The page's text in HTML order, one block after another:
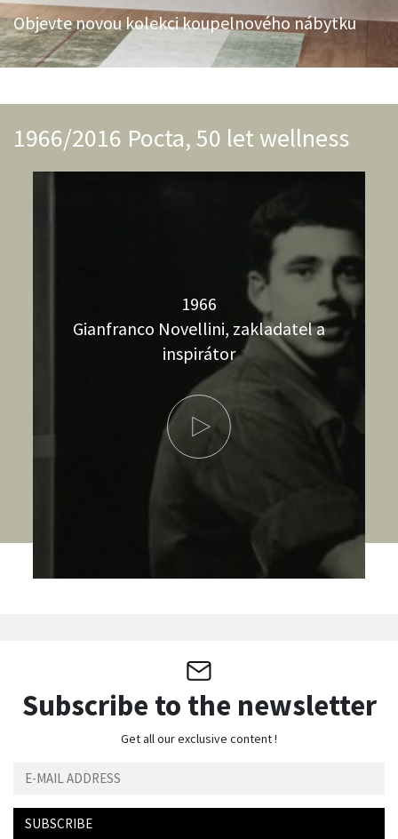
Objevte novou kolekci koupelnového nábytku
1966/2016 Pocta, 50 let wellness
1966
Gianfranco Novellini, zakladatel a
inspirátor
Subscribe to the newsletter
Get all our exclusive content !
SUBSCRIBE